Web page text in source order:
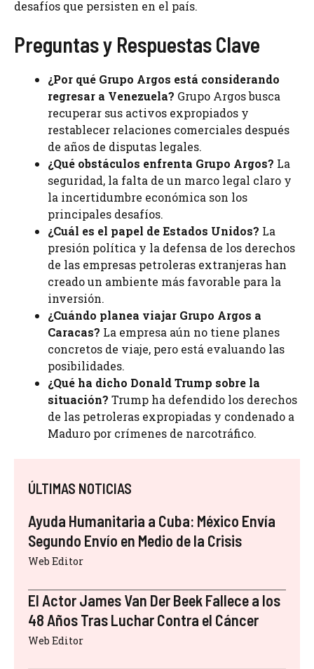
desafíos que persisten en el país.
Preguntas y Respuestas Clave
¿Por qué Grupo Argos está considerando
regresar a Venezuela? Grupo Argos busca
recuperar sus activos expropiados y
restablecer relaciones comerciales después
de años de disputas legales.
¿Qué obstáculos enfrenta Grupo Argos? La
seguridad, la falta de un marco legal claro y
la incertidumbre económica son los
principales desafíos.
¿Cuál es el papel de Estados Unidos? La
presión política y la defensa de los derechos
de las empresas petroleras extranjeras han
creado un ambiente más favorable para la
inversión.
¿Cuándo planea viajar Grupo Argos a
Caracas? La empresa aún no tiene planes
concretos de viaje, pero está evaluando las
posibilidades.
¿Qué ha dicho Donald Trump sobre la
situación? Trump ha defendido los derechos
de las petroleras expropiadas y condenado a
Maduro por crímenes de narcotráfico.
ÚLTIMAS NOTICIAS
Ayuda Humanitaria a Cuba: México Envía
Segundo Envío en Medio de la Crisis
Web Editor
El Actor James Van Der Beek Fallece a los
48 Años Tras Luchar Contra el Cáncer
Web Editor